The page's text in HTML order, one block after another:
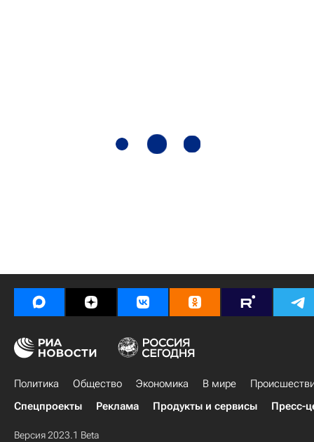
Политика Общество Экономика В мире
Спецпроекты
Реклама Продукты и сервисы Пресс-
Версия 2023.1 Beta